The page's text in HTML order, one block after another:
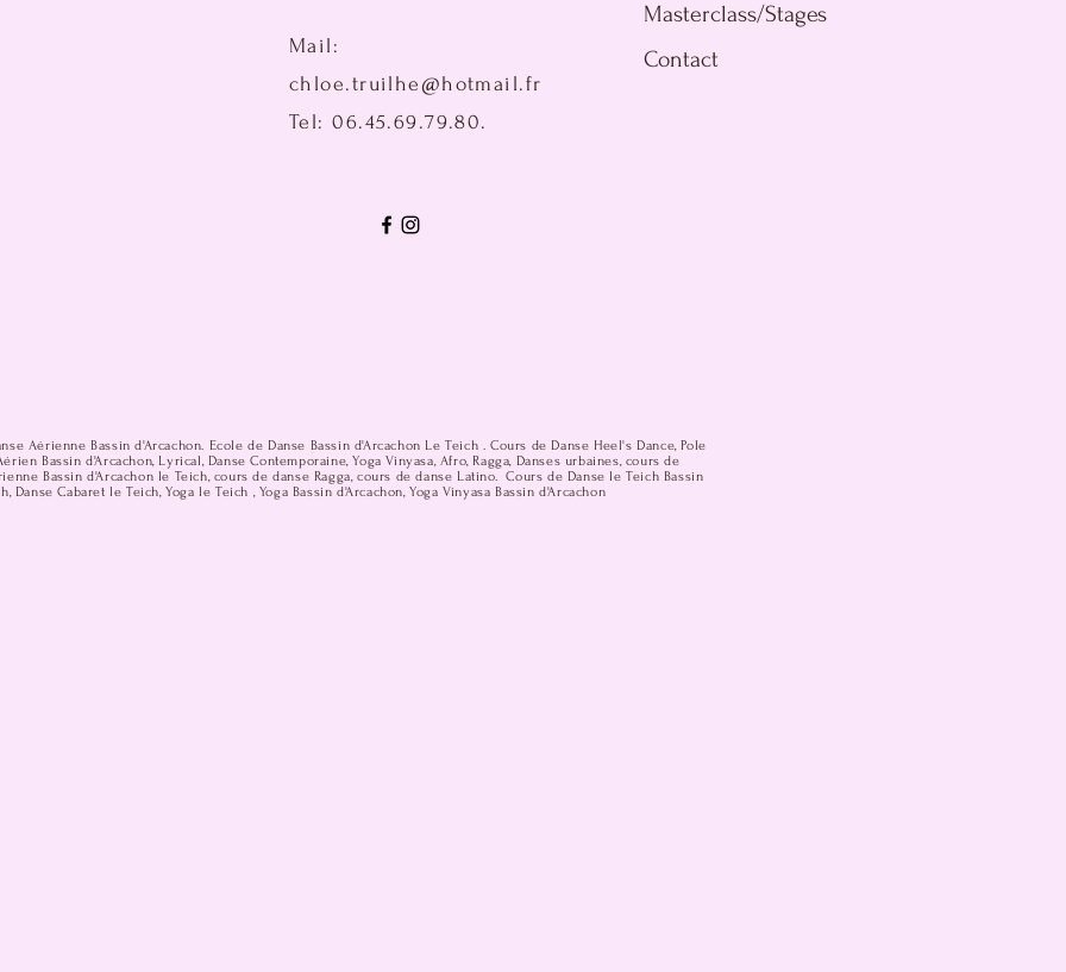
Mail:
chloe.truilhe@hotmail.fr
Tel: 06.45.69.79.80.
Masterclass/Stages
Contact
Aérienne Bassin d'Arcachon. Ecole de Danse Bassin d'Arcachon Le Teich . Cours de Danse Heel's Dance, Pole
Bassin d'Arcachon, Lyrical, Danse Contemporaine, Yoga Vinyasa, Afro, Ragga, Danses urbaines, cours de
Bassin d'Arcachon le Teich, cours de danse Ragga, cours de danse Latino. Cours de Danse le Teich Bassin
Danse Cabaret le Teich, Yoga le Teich , Yoga Bassin d'Arcachon, Yoga Vinyasa Bassin d'Arcachon